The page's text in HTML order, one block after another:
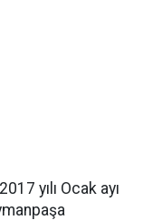
yılı Ocak ayı